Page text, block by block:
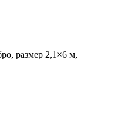
размер 2,1×6 м,